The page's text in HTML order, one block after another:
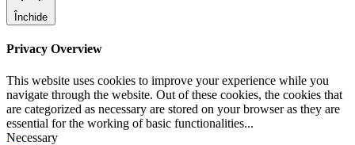
Închide
Privacy Overview
This website uses cookies to improve your experience while you
navigate through the website. Out of these cookies, the cookies that
are categorized as necessary are stored on your browser as they are
essential for the working of basic functionalities...
Necessary